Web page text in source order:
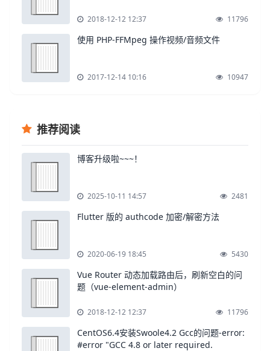
2018-12-12 12:37 11796
使用 PHP-FFMpeg 操作视频/音频文件
2017-12-14 10:16 10947
推荐阅读
博客升级啦~~~！
2025-10-11 14:57 2481
Flutter 版的 authcode 加密/解密方法
2020-06-19 18:45 5430
Vue Router 动态加载路由后，刷新空白的问
题（vue-element-admin）
2018-12-12 12:37 11796
CentOS6.4安装Swoole4.2 Gcc的问题-error:
#error "GCC 4.8 or later required.